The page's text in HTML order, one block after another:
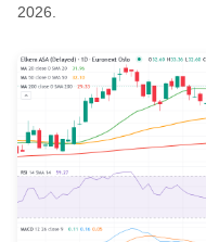
2026.